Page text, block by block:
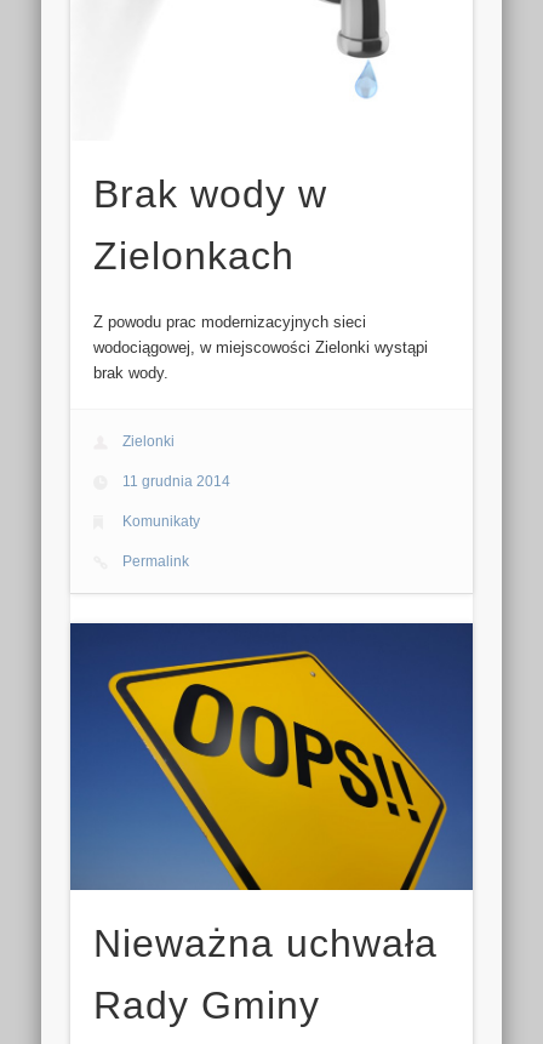
Brak wody w
Zielonkach
Z powodu prac modernizacyjnych sieci
wodociągowej, w miejscowości Zielonki wystąpi
brak wody.
Zielonki
11 grudnia 2014
Komunikaty
Permalink
Nieważna uchwała
Rady Gminy